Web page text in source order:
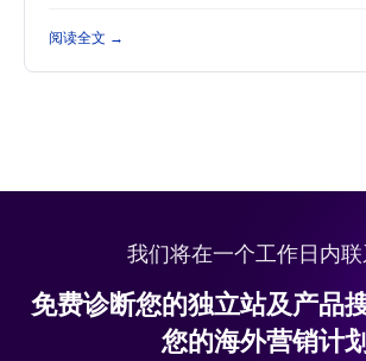
阅读全文 →
我们将在一个工作日内
免费诊断您的独立站及产品
您的海外营销计划